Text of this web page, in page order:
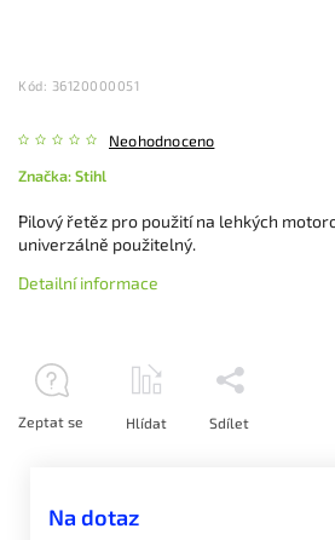
Kód: 36120000051
Neohodnoceno
Značka:Stihl
Na dotaz
Pilový řetěz pro použití na lehkých
univerzálně použitelný.
Detailní informace
Zeptat se Hlídat Sdílet